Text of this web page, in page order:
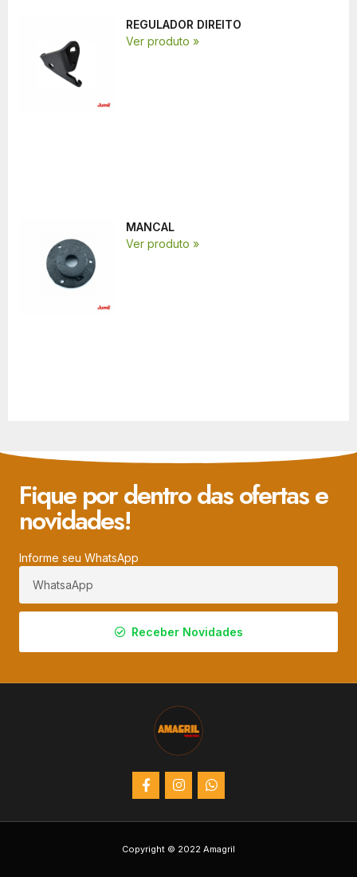
REGULADOR DIREITO
Ver produto »
MANCAL
Ver produto »
Fique por dentro das ofertas e
novidades!
Informe seu WhatsApp
Receber Novidades
Copyright © 2022 Amagril